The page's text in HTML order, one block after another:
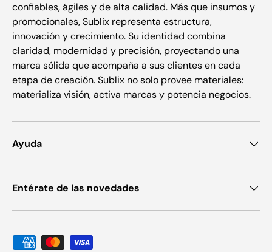
confiables, ágiles y de alta calidad. Más que insumos y
promocionales, Sublix representa estructura,
innovación y crecimiento. Su identidad combina
claridad, modernidad y precisión, proyectando una
marca sólida que acompaña a sus clientes en cada
etapa de creación. Sublix no solo provee materiales:
materializa visión, activa marcas y potencia negocios.
Ayuda
Entérate de las novedades
Formas de pago aceptadas